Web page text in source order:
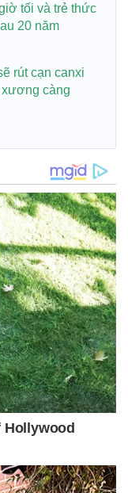
tối và trẻ thức
20 năm
rút cạn canxi
càng